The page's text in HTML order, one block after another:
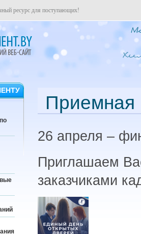
ресурс для поступающих!
Приемная
26 апреля –
Приглашаем
заказчиками